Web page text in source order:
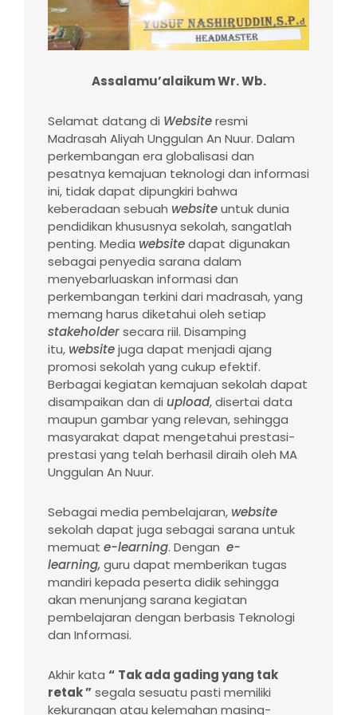
Assalamu’alaikum Wr. Wb.
Selamat datang di Websiteresmi
Madrasah Aliyah Unggulan An Nuur. Dalam
perkembangan era globalisasi dan
pesatnya kemajuan teknologi dan informasi
ini, tidak dapat dipungkiri bahwa
keberadaan sebuah websiteuntuk dunia
pendidikan khususnya sekolah, sangatlah
penting. Media websitedapat digunakan
sebagai penyedia sarana dalam
menyebarluaskan informasi dan
perkembangan terkini dari madrasah, yang
memang harus diketahui oleh setiap
stakeholdersecara riil. Disamping
itu, websitejuga dapat menjadi ajang
promosi sekolah yang cukup efektif.
Berbagai kegiatan kemajuan sekolah dapat
disampaikan dan di upload, disertai data
maupun gambar yang relevan, sehingga
masyarakat dapat mengetahui prestasi-
prestasi yang telah berhasil diraih oleh MA
Unggulan An Nuur.
Sebagai media pembelajaran, website
sekolah dapat juga sebagai sarana untuk
memuat e-learning. Dengan e-
learning,guru dapat memberikan tugas
mandiri kepada peserta didik sehingga
akan menunjang sarana kegiatan
pembelajaran dengan berbasis Teknologi
dan Informasi.
Akhir kata “ Tak ada gadingyang tak
retak ”segala sesuatu pasti memiliki
kekurangan atau kelemahan masing-